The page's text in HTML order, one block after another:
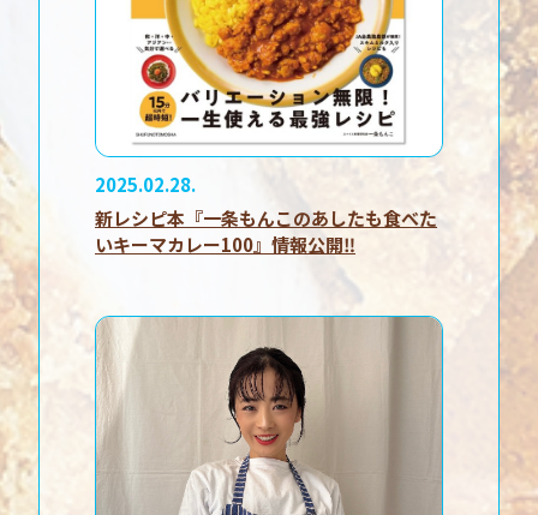
2025.02.28.
新レシピ本『一条もんこのあしたも食べた
いキーマカレー100』情報公開‼